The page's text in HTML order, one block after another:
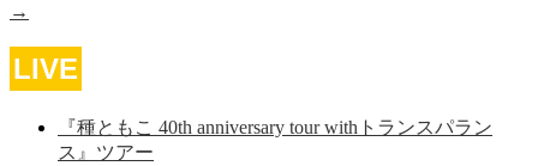
→
LIVE
『種ともこ 40th anniversary tour withトランスパラン
ス』ツアー